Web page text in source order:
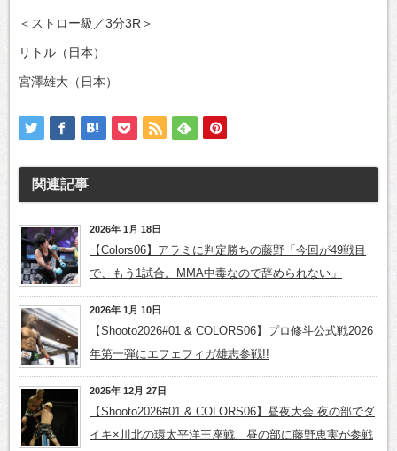
＜ストロー級／3分3R＞
リトル（日本）
宮澤雄大（日本）
関連記事
2026年 1月 18日
【Colors06】アラミに判定勝ちの藤野「今回が49戦目
で、もう1試合。MMA中毒なので辞められない」
2026年 1月 10日
【Shooto2026#01 & COLORS06】プロ修斗公式戦2026
年第一弾にエフェフィガ雄志参戦!!
2025年 12月 27日
【Shooto2026#01 & COLORS06】昼夜大会 夜の部でダ
イキ×川北の環太平洋王座戦、昼の部に藤野恵実が参戦